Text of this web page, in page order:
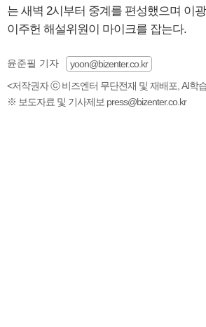
는 새벽 2시부터 중계를 편성했으며 이
이주헌 해설위원이 마이크를 잡는다.
윤준필 기자
yoon@bizenter.co.kr
<저작권자 ⓒ 비즈엔터 무단전재 및 재배포, AI학
※ 보도자료 및 기사제보 press@bizenter.co.kr